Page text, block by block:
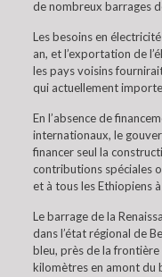
de nombreux barrages
Les besoins en
an, et l’exportation de
les pays voisins
qui actuellement importe
En l’absence de
internationaux, le
financer seul la
contributions spéciales
et à tous les Ethiopiens
Le barrage de la
dans l’état régional de
bleu, près de la frontière
kilomètres en amont du